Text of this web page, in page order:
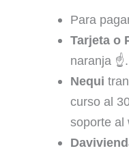
Para
Tarjeta o
naranja ☝️.
Nequi
curso al
soporte al